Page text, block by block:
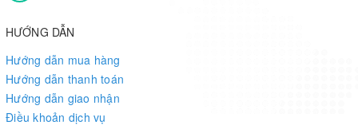
HƯỚNG DẪN
Hướng dẫn mua hàng
Hướng dẫn thanh toán
Hướng dẫn giao nhận
Điều khoản dịch vụ